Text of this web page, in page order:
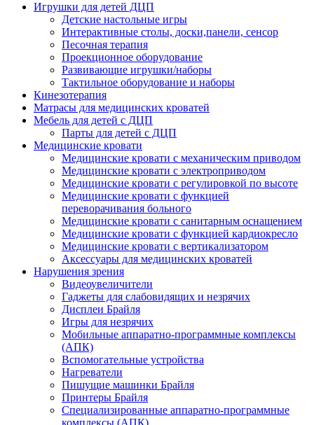
Игрушки для детей ДЦП
Детские настольные игры
Интерактивные столы, доски,панели, сенсор
Песочная терапия
Проекционное оборудование
Развивающие игрушки/наборы
Тактильное оборудование и наборы
Кинезотерапия
Матрасы для медицинских кроватей
Мебель для детей с ДЦП
Парты для детей с ДЦП
Медицинские кровати
Медицинские кровати с механическим приводом
Медицинские кровати с электроприводом
Медицинские кровати с регулировкой по высоте
Медицинские кровати с функцией
переворачивания больного
Медицинские кровати с санитарным оснащением
Медицинские кровати с функцией кардиокресло
Медицинские кровати с вертикализатором
Аксессуары для медицинских кроватей
Нарушения зрения
Видеоувеличители
Гаджеты для слабовидящих и незрячих
Дисплеи Брайля
Игры для незрячих
Мобильные аппаратно-программные комплексы
(АПК)
Вспомогательные устройства
Нагреватели
Пишущие машинки Брайля
Принтеры Брайля
Специализированные аппаратно-программные
комплексы (АПК)